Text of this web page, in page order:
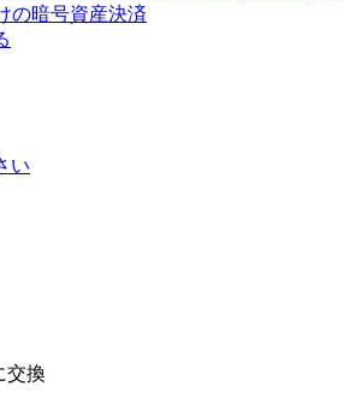
の暗号資産決済
い
交換